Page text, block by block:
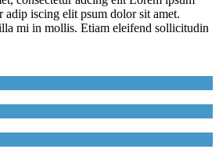
adip iscing elit psum dolor sit amet.
mi in mollis. Etiam eleifend sollicitudin